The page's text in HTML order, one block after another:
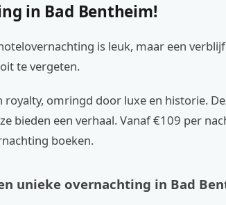
in Bad Bentheim!
is leuk, maar een
te vergeten.
royalty, omringd door luxe en historie.
bieden een verhaal. Vanaf €109 per
boeken.
unieke overnachting in Bad